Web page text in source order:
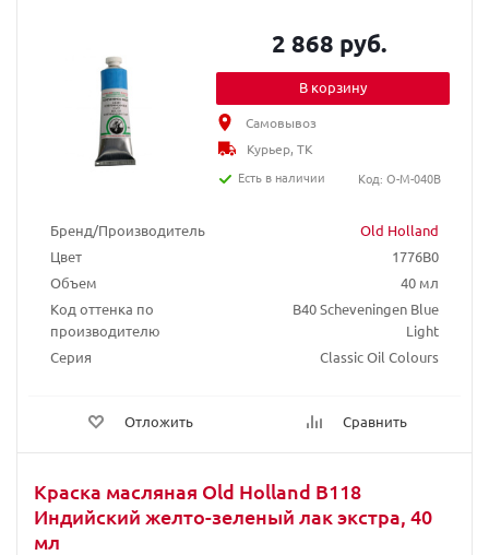
Бренд/Производитель
Old Holland
Цвет
1776B0
Объем
40 мл
Код оттенка по
производителю
B40 Scheveningen Blue
Light
Серия
Classic Oil Colours
Отложить Сравнить
2 868 руб.
В корзину
Самовывоз
Курьер, ТК
Есть в наличии
Код: O-M-040B
Краска масляная Old Holland B118
Индийский желто-зеленый лак экстра, 40
мл